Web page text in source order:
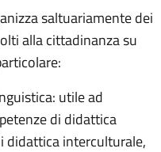
saltuariamente dei
alla cittadinanza su
utile ad
di didattica
didattica interculturale,